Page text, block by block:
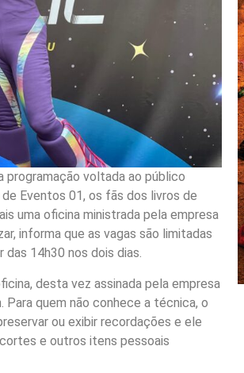
programação voltada ao público
Eventos 01, os fãs dos livros de
uma oficina ministrada pela empresa
informa que as vagas são limitadas
14h30 nos dois dias.
desta vez assinada pela empresa
Para quem não conhece a técnica, o
ou exibir recordações e ele
e outros itens pessoais